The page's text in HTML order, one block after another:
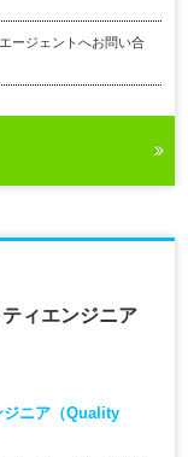
ージェントへお問い合
ィエンジニア
ジニア（Quality